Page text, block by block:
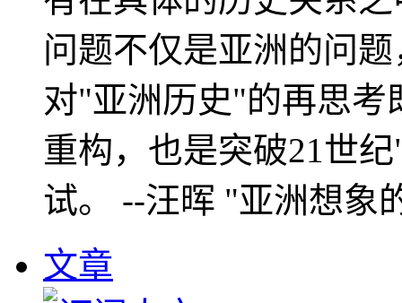
问题不仅是亚洲的问
对"亚洲历史"的再思考
重构，也是突破21世
试。 --汪晖 "亚洲想象
文章